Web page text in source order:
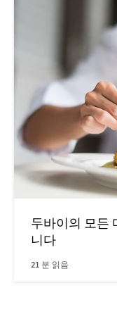
두바이의 모든
니다
21 분 읽음